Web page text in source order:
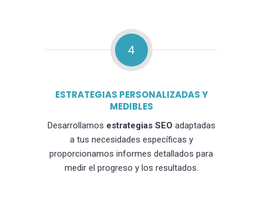
4
ESTRATEGIAS PERSONALIZADAS Y
MEDIBLES
Desarrollamos estrategias SEO adaptadas
a tus necesidades específicas y
proporcionamos informes detallados para
medir el progreso y los resultados.